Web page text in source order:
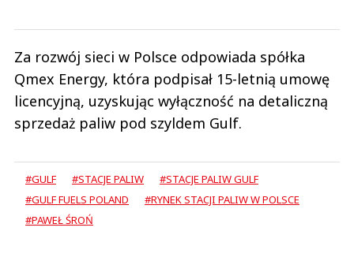
Za rozwój sieci w Polsce odpowiada spółka
Qmex Energy, która podpisał 15-letnią umowę
licencyjną, uzyskując wyłączność na detaliczną
sprzedaż paliw pod szyldem Gulf.
#GULF #STACJE PALIW
#STACJE PALIW GULF
#GULF FUELS POLAND
#RYNEK STACJI PALIW W POLSCE
#PAWEŁ ŚROŃ